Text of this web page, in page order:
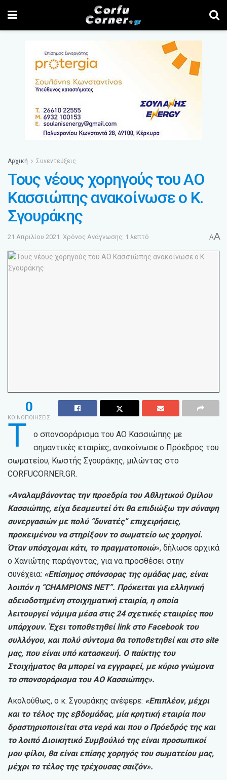
Αρχική Συνεντεύξεις
Τους νέους χορηγούς του ΑΟ
Κασσιώπης ανακοίνωσε ο Κ.
Σγουράκης
21 Απριλίου 2021 Χρόνος Ανάγνωσης: 1 λεπτό AA
0
ΚΟΙΝΟΠΟΙΗΣΕΙΣ
Τ
ο σπονσοράρισμα του ΑΟ Κασσιώπης με
σημαντικές εταιρίες, ανακοίνωσε ο Πρόεδρος του
σωματείου, Κωστής Σγουράκης, μιλώντας στο
CORFUCORNER.GR.
«Αναλαμβάνοντας την προεδρία του Αθλητικού Ομίλου
Κασσιώπης, είχα δεσμευτεί ότι θα επιδιώξω την σύναψη
συνεργασιών με πολύ “δυνατές” επιχειρήσεις,
προκειμένου να στηρίξουν το σωματείο ως χορηγοί.
Όταν υπόσχομαι κάτι, το πραγματοποιώ», δήλωσε αρχικά
ο Χανιώτης παράγοντας, για να προσθέσει στην
συνέχεια: «Επίσημος σπόνσορας της ομάδας μας, είναι
λοιπόν η “CHAMPIONS NET”. Πρόκειται για ελληνική
αδειοδοτημένη στοιχηματική εταιρία, η οποία
λειτουργεί νόμιμα μέσα στις 24 σχετικές εταιιρίες που
υπάρχουν. Έχει τοποθετηθεί link στο Facebook του
συλλόγου, και πολύ σύντομα θα τοποθετηθεί και στο site
μας, που είναι υπό κατασκευή. Ο παίκτης του
Στοιχήματος θα μπορεί να εγγραφεί, με κύριο γνώμονα
το σπονσοράρισμα του ΑΟ Κασσιώπης».
Ακολούθως, ο κ. Σγουράκης ανέφερε: «Επιπλέον, μέχρι
και το τέλος της εβδομάδας, μία κρητική εταιρία που
δραστηριοποιείται στα νερά και που ο Πρόεδρός της και
το λοιπό Διοικητικό Συμβούλιό της είναι προσωπικοί
μου φίλοι, θα είναι επίσης χορηγός του σωματείου μας,
μέχρι το τέλος της τρέχουσας σαιζόν».